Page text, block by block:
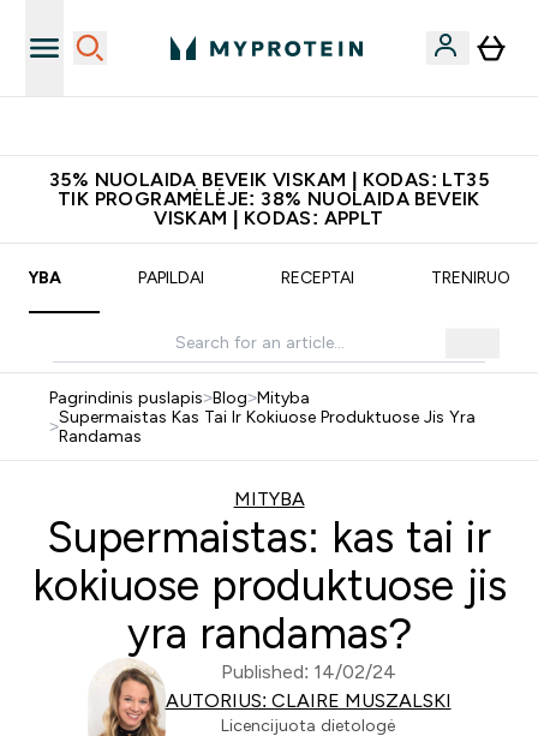
35% NUOLAIDA BEVEIK VISKAM | KODAS: LT35
TIK PROGRAMĖLĖJE: 38% NUOLAIDA BEVEIK
VISKAM | KODAS: APPLT
PAPILDAI RECEPTAI
Pagrindinis puslapis>Blog>Mityba
>Supermaistas Kas Tai Ir Kokiuose Produktuose Jis Yra
Randamas
MITYBA
Supermaistas: kas tai ir
kokiuose produktuose jis
yra randamas?
Published: 14/02/24
AUTORIUS: CLAIRE MUSZALSKI
Licencijuota dietologė